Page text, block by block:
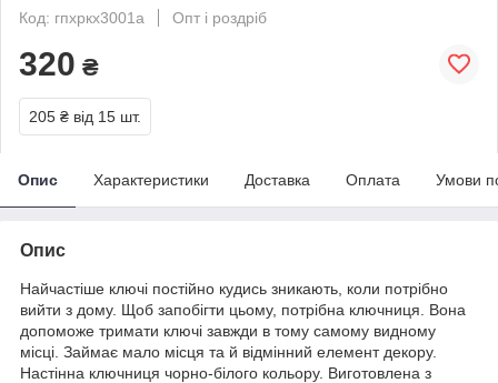
Код: гпхркх3001а
Опт і роздріб
320 ₴
205 ₴ від 15 шт.
Опис Характеристики Доставка Оплата Умови
Опис
Найчастіше ключі постійно кудись зникають, коли потрібно
вийти з дому. Щоб запобігти цьому, потрібна ключниця. Вона
допоможе тримати ключі завжди в тому самому видному
місці. Займає мало місця та й відмінний елемент декору.
Настінна ключниця чорно-білого кольору. Виготовлена з